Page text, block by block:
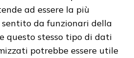
ad essere la più
da funzionari della
questo stesso tipo di dati
potrebbe essere utile